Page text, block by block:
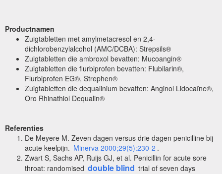
Productnamen
Zuigtabletten met amylmetacresol en 2,4-
dichlorobenzylalcohol (AMC/DCBA): Strepsils®
Zuigtabletten die ambroxol bevatten: Mucoangin®
Zuigtabletten die flurbiprofen bevatten: Flubilarin®,
Flurbiprofen EG®, Strephen®
Zuigtabletten die dequalinium bevatten: Anginol Lidocaïne®,
Oro Rhinathiol Dequalin®
Referenties
De Meyere M. Zeven dagen versus drie dagen penicilline bij
acute keelpijn. Minerva 2000;29(5):230-2 .
Zwart S, Sachs AP, Ruijs GJ, et al. Penicillin for acute sore
throat: randomised double blind trial of seven days